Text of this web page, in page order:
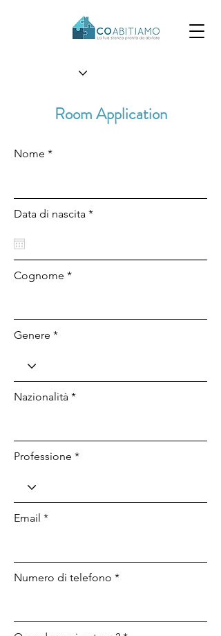
Room Application
Nome *
Data di nascita *
Cognome *
Genere *
Nazionalità *
Professione *
Email *
Numero di telefono *